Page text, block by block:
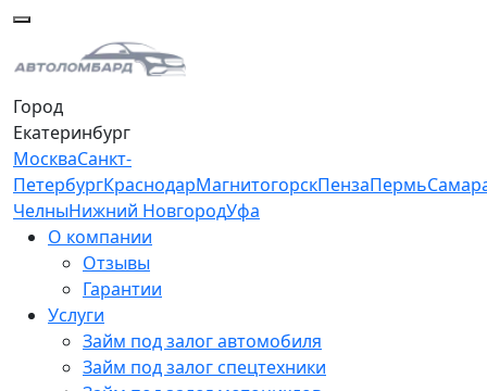
Город
Екатеринбург
МоскваСанкт-
ПетербургКраснодарМагнитогорскПензаПермь
ЧелныНижний НовгородУфа
О компании
Отзывы
Гарантии
Услуги
Займ под залог автомобиля
Займ под залог спецтехники